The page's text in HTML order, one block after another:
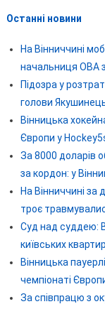
Останні новини
На Вінниччині
начальниця ОВА
Підозра у
голови
Вінницька
Європи у
За 8000 доларів
за кордон: у
На Вінниччині
троє
Суд над суддею:
київських
Вінницька
чемпіонаті
За співпрацю з